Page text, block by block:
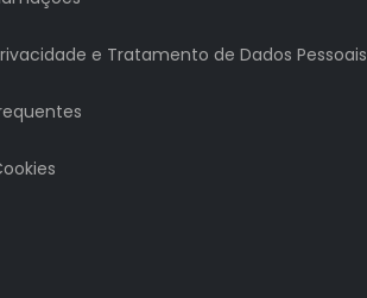
e Tratamento de Dados Pessoais